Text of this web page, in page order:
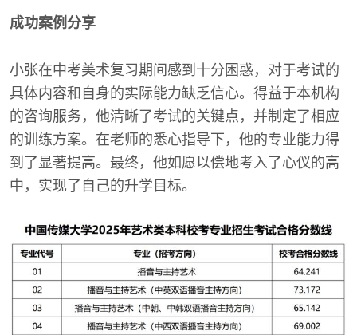
成功案例分享
小张在中考美术复习期间感到十分困惑，对于考试的
具体内容和自身的实际能力缺乏信心。得益于本机构
的咨询服务，他清晰了考试的关键点，并制定了相应
的训练方案。在老师的悉心指导下，他的专业能力得
到了显著提高。最终，他如愿以偿地考入了心仪的高
中，实现了自己的升学目标。